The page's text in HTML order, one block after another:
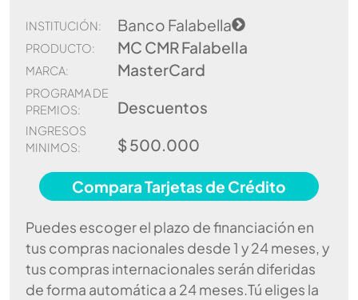
INSTITUCIÓN: Banco Falabella
PRODUCTO: MC CMR Falabella
MARCA: MasterCard
PROGRAMA DE
PREMIOS:
Descuentos
INGRESOS
MINIMOS:
$ 500.000
Compara Tarjetas de Crédito
Puedes escoger el plazo de financiación en
tus compras nacionales desde 1 y 24 meses, y
tus compras internacionales serán diferidas
de forma automática a 24 meses.Tú eliges la